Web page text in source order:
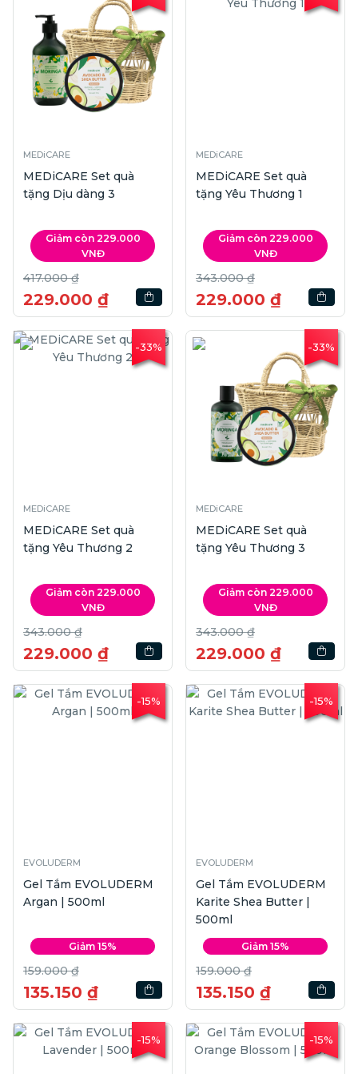
MEDiCARE
MEDiCARE Set quà
tặng Dịu dàng 3
Giảm còn 229.000
VNĐ
417.000 ₫
229.000 ₫
MEDiCARE
MEDiCARE Set quà
tặng Yêu Thương 1
Giảm còn 229.000
VNĐ
343.000 ₫
229.000 ₫
-33%
MEDiCARE
MEDiCARE Set quà
tặng Yêu Thương 2
Giảm còn 229.000
VNĐ
343.000 ₫
229.000 ₫
-33%
MEDiCARE
MEDiCARE Set quà
tặng Yêu Thương 3
Giảm còn 229.000
VNĐ
343.000 ₫
229.000 ₫
-15%
EVOLUDERM
Gel Tắm EVOLUDERM
Argan | 500ml
Giảm 15%
159.000 ₫
135.150 ₫
-15%
EVOLUDERM
Gel Tắm EVOLUDERM
Karite Shea Butter |
500ml
Giảm 15%
159.000 ₫
135.150 ₫
-15% -15%